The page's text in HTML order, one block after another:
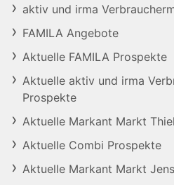
aktiv und irma
FAMILA Angebote
Aktuelle FAMILA Prospekte
Aktuelle aktiv und irma
Prospekte
Aktuelle Markant Markt
Aktuelle Combi Prospekte
Aktuelle Markant Markt